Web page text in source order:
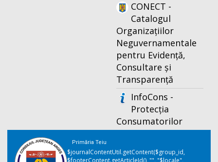
CONECT -
Catalogul
Organizațiilor
Neguvernamentale
pentru Evidență,
Consultare și
Transparență
InfoCons -
Protecția
Consumatorilor
Primăria Teiu
$journalContentUtil.getContent($group_id,
$footerContent.getArticleId(), "", "$locale",